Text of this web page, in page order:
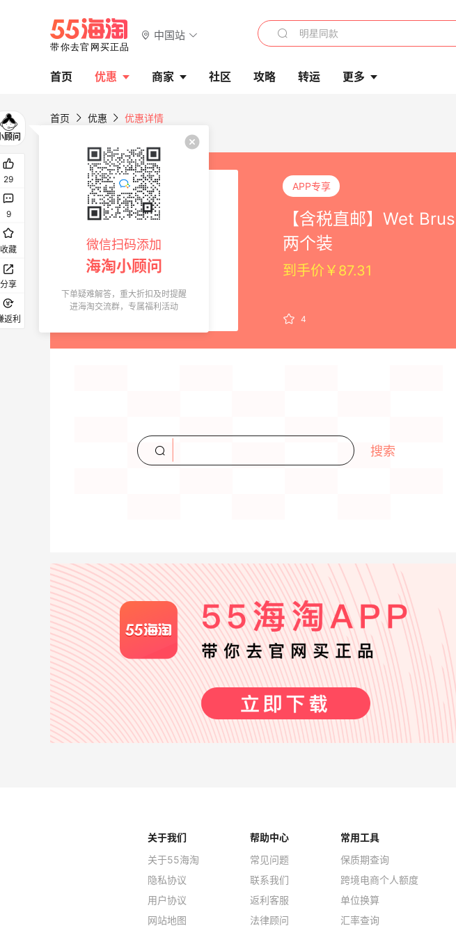
中国站
首页 优惠 商家 社区 攻略 转运 更多
首页 优惠 优惠详情
APP专享
【含税直邮】Wet
两个装
到手价￥87.31
4
29
9
收藏
分享
返利
关于我们
关于55海淘
隐私协议
用户协议
网站地图
帮助中心
常见问题
联系我们
返利客服
法律顾问
常用工具
保质期查询
跨境电商个人额度
单位换算
汇率查询
微信扫码添加
海淘小顾问
下单疑难解答，重大折扣及时提醒
进海淘交流群，专属福利活动